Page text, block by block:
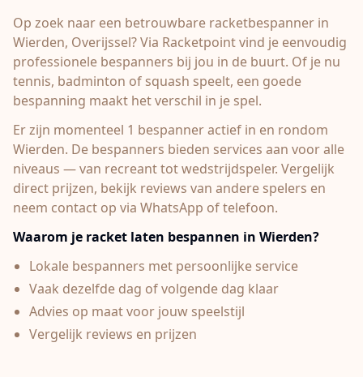
Op zoek naar een betrouwbare racketbespanner in
Wierden, Overijssel? Via Racketpoint vind je eenvoudig
professionele bespanners bij jou in de buurt. Of je nu
tennis, badminton of squash speelt, een goede
bespanning maakt het verschil in je spel.
Er zijn momenteel 1 bespanner actief in en rondom
Wierden. De bespanners bieden services aan voor alle
niveaus — van recreant tot wedstrijdspeler. Vergelijk
direct prijzen, bekijk reviews van andere spelers en
neem contact op via WhatsApp of telefoon.
Waarom je racket laten bespannen in Wierden?
Lokale bespanners met persoonlijke service
Vaak dezelfde dag of volgende dag klaar
Advies op maat voor jouw speelstijl
Vergelijk reviews en prijzen